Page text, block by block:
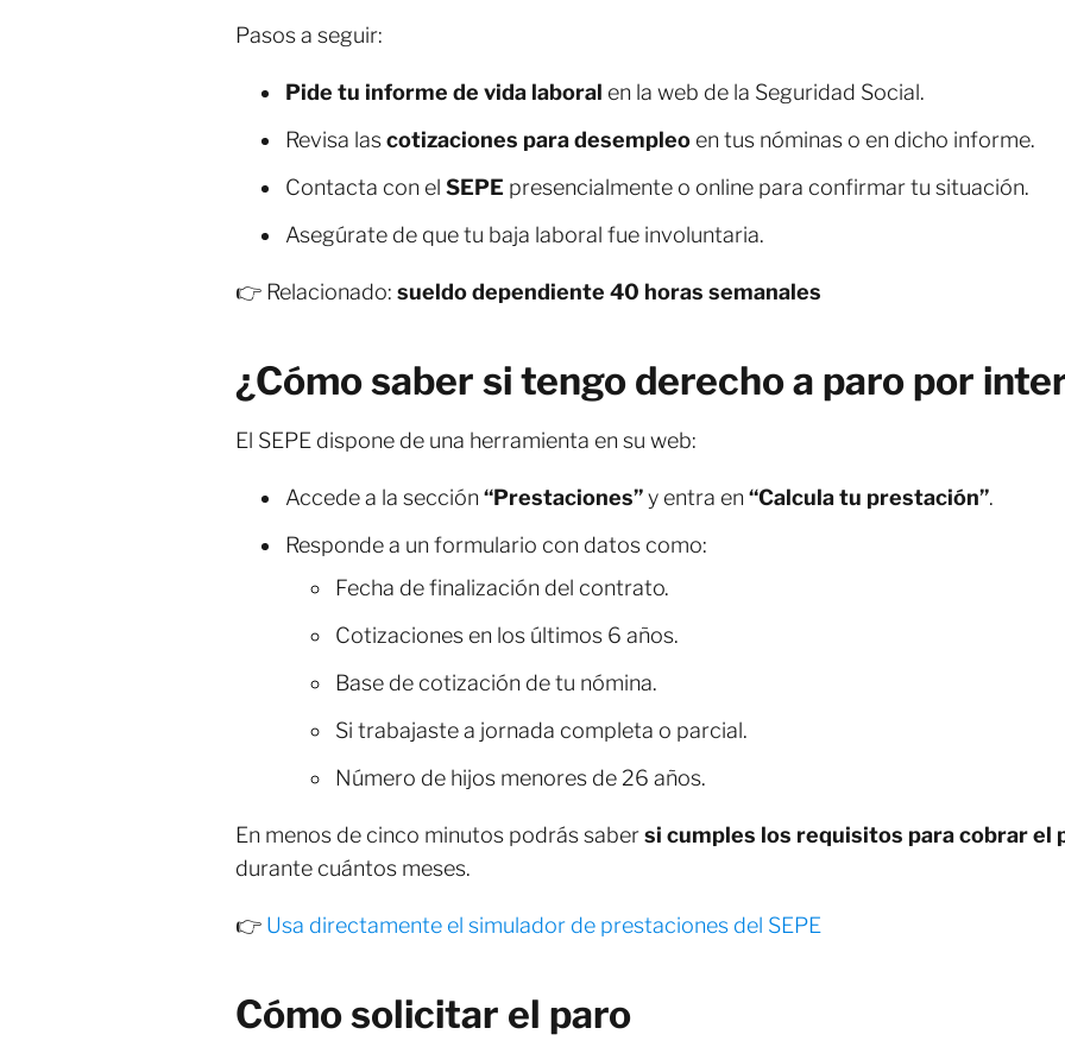
Pasos a seguir:
Pide tu informe de vida laboral en la web de la Seguridad Social.
Revisa lascotizaciones para desempleo en tus nóminas o en dicho informe.
Contacta con el SEPE presencialmente o online para confirmar tu situación.
Asegúrate de que tu baja laboral fue involuntaria.
👉 Relacionado: sueldo dependiente 40 horas semanales
¿Cómo saber si tengo derecho a paro por
El SEPE dispone de una herramienta en su web:
Accede a la sección “Prestaciones”y entra en “Calcula tu prestación”.
Responde a un formulario con datos como:
Fecha de finalización del contrato.
Cotizaciones en los últimos 6 años.
Base de cotización de tu nómina.
Si trabajaste a jornada completa o parcial.
Número de hijos menores de 26 años.
En menos de cinco minutos podrás sabersi cumples los requisitos para cobrar el
durante cuántos meses.
👉 Usa directamente el simulador de prestaciones del SEPE
Cómo solicitar el paro